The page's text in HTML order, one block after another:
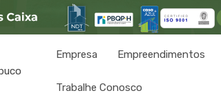
Empresa Empreendimentos
Trabalhe Conosco